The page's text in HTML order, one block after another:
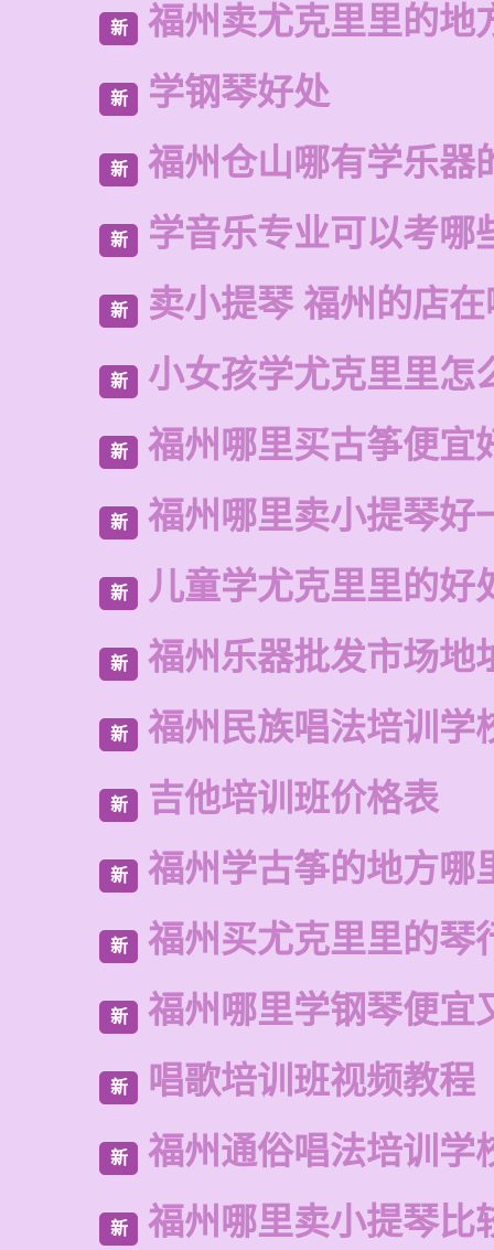
新 福州卖尤克里里的地
新 学钢琴好处
新 福州仓山哪有学乐器
新 学音乐专业可以考哪
新 卖小提琴 福州的店
新 小女孩学尤克里里怎
新 福州哪里买古筝便宜
新 福州哪里卖小提琴好
新 儿童学尤克里里的好
新 福州乐器批发市场地
新 福州民族唱法培训学
新 吉他培训班价格表
新 福州学古筝的地方哪
新 福州买尤克里里的琴
新 福州哪里学钢琴便宜
新 唱歌培训班视频教程
新 福州通俗唱法培训学
新 福州哪里卖小提琴比